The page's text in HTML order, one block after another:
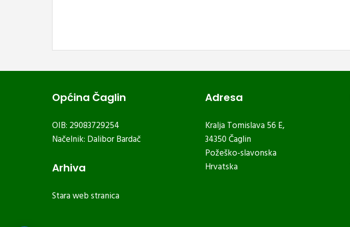
Općina Čaglin
OIB: 29083729254
Načelnik: Dalibor Bardač
Arhiva
Stara web stranica
Adresa
Kralja Tomislava 56 E,
34350 Čaglin
Požeško-slavonska
Hrvatska